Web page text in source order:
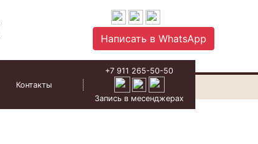
Написать в WhatsApp
Контакты
+7 911 265-50-50
Запись в месенджерах